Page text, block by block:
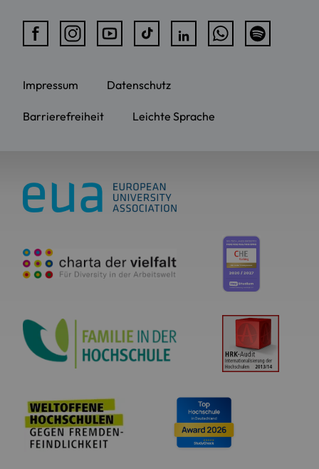
Impressum Datenschutz
Barrierefreiheit Leichte Sprache